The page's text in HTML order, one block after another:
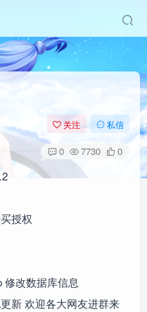
关注 私信
0 7730 0
授权
修改数据库信息
新 欢迎各大网友进群来